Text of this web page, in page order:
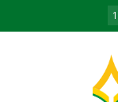
1